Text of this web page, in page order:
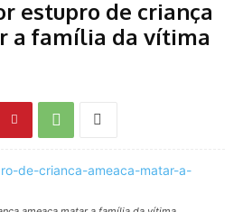
estupro de criança
a família da vítima